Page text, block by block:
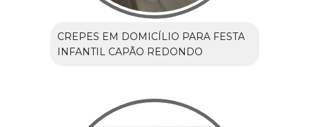
CREPES EM DOMICÍLIO PARA FESTA
INFANTIL CAPÃO REDONDO